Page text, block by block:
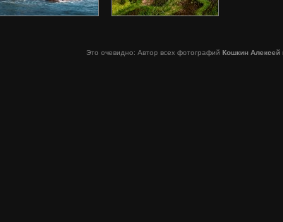
Это очевидно: Автор всех фотографий Кошкин Алексей